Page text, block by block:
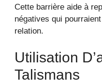
Cette barrière aide à
négatives qui
relation.
Utilisation
Talismans